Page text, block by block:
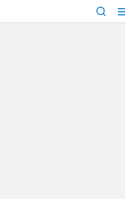
벨로즈 시